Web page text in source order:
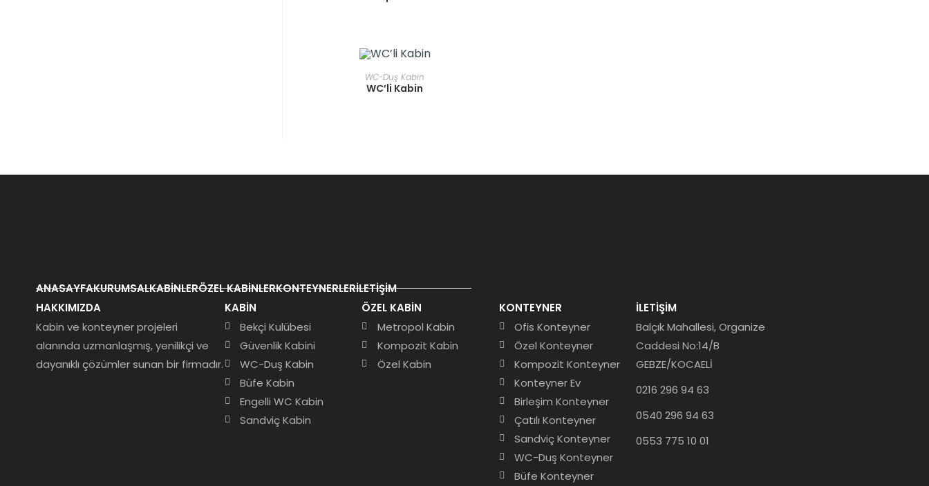
READ MORE
WC-Duş Kabin
WC’li Kabin
ANASAYFAKURUMSALKABINLERÖZEL KABINLERKONTEYNERLERİLETIŞIM
HAKKIMIZDA
Kabin ve konteyner projeleri
alanında uzmanlaşmış, yenilikçi ve
dayanıklı çözümler sunan bir firmadır.
KABIN
Bekçi Kulübesi
Güvenlik Kabini
WC-Duş Kabin
Büfe Kabin
Engelli WC Kabin
Sandviç Kabin
ÖZEL KABIN
Metropol Kabin
Kompozit Kabin
Özel Kabin
KONTEYNER
Ofis Konteyner
Özel Konteyner
Kompozit Konteyner
Konteyner Ev
Birleşim Konteyner
Çatılı Konteyner
Sandviç Konteyner
WC-Duş Konteyner
Büfe Konteyner
İLETIŞIM
Balçık Mahallesi, Organize
Caddesi No:14/B
GEBZE/KOCAELİ
0216 296 94 63
0540 296 94 63
0553 775 10 01